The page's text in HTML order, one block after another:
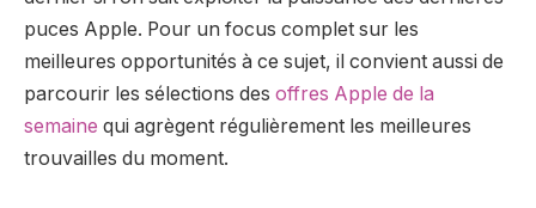
puces Apple. Pour un focus complet sur les
meilleures opportunités à ce sujet, il convient aussi de
parcourir les sélections des offres Apple de la
semaine qui agrègent régulièrement les meilleures
trouvailles du moment.